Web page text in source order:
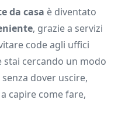
da casa è diventato
, grazie a servizi
code agli uffici
stai cercando un modo
dover uscire,
capire come fare,